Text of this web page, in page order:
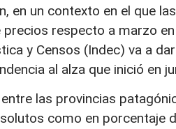
en un contexto en el que
precios respecto a marzo
y Censos (Indec) va a
al alza que inició en
las provincias
como en porcentaje